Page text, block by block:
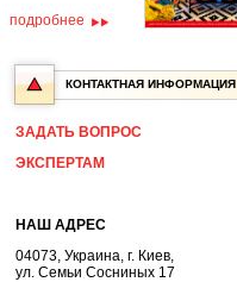
подробнее
КОНТАКТНАЯ ИНФОРМАЦИЯ
ЗАДАТЬ ВОПРОС
ЭКСПЕРТАМ
НАШ АДРЕС
04073, Украина, г. Киев,
ул. Семьи Сосниных 17